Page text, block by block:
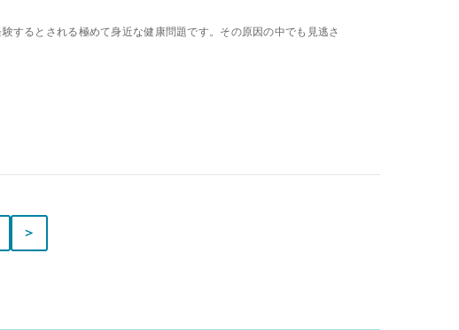
るとされる極めて身近な健康問題です。その原因の中でも見逃さ
＞